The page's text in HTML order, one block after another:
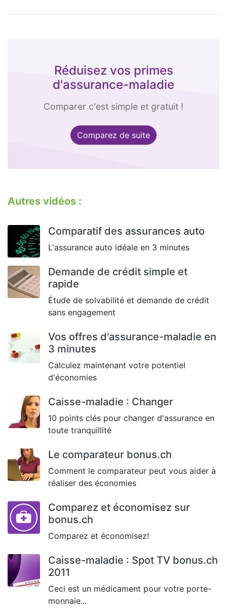
Réduisez vos primes
d'assurance-maladie
Comparer c'est simple et gratuit !
Comparez de suite
Autres vidéos :
Comparatif des assurances auto
L'assurance auto idéale en 3 minutes
Demande de crédit simple et
rapide
Étude de solvabilité et demande de crédit
sans engagement
Vos offres d'assurance-maladie en
3 minutes
Calculez maintenant votre potentiel
d'économies
Caisse-maladie : Changer
10 points clés pour changer d'assurance en
toute tranquillité
Le comparateur bonus.ch
Comment le comparateur peut vous aider à
réaliser des économies
Comparez et économisez sur
bonus.ch
Comparez et économisez!
Caisse-maladie : Spot TV bonus.ch
2011
Ceci est un médicament pour votre porte-
monnaie...